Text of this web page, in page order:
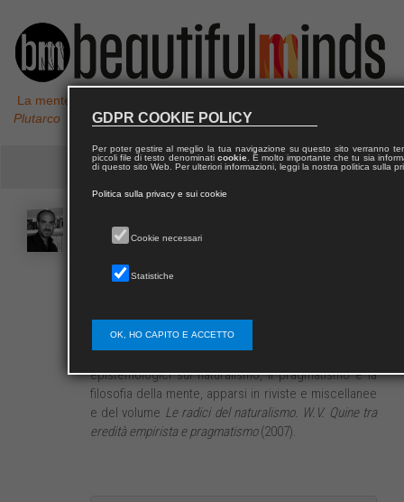
La mente non è un vaso da riempire, ma un fuoco da accendere,
Plutarco
Giancarlo
Giancarlo Zanet è dottore di ricerca in filosofia e in
di Palermo, dove svolge la sua attività come
assegnista di ricerca presso il Dipartimento di
scienze umanistiche. È autore di vari saggi
epistemologici sul naturalismo, il pragmatismo e la
filosofia della mente, apparsi in riviste e miscellanee
e del volume Le radici del naturalismo. W.V. Quine tra
eredità empirista e pragmatismo(2007).
GDPR COOKIE POLICY
Per poter gestire al meglio la tua navigazione su questo sito verranno
piccoli file di testo denominati cookie. È molto importante che tu sia
di questo sito Web. Per ulteriori informazioni, leggi la nostra politica sulla
Politica sulla privacy e sui cookie
Cookie necessari
Statistiche
OK, HO CAPITO E ACCETTO